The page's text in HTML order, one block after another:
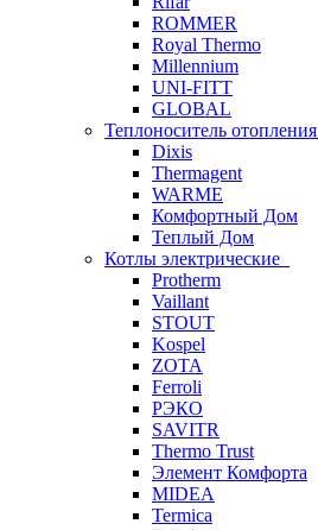
ROMMER
Royal Thermo
Millennium
UNI-FITT
GLOBAL
Теплоноситель отопления
Dixis
Thermagent
WARME
Комфортный Дом
Теплый Дом
Котлы электрические
Protherm
Vaillant
STOUT
Kospel
ZOTA
Ferroli
РЭКО
SAVITR
Thermo Trust
Элемент Комфорта
MIDEA
Termica